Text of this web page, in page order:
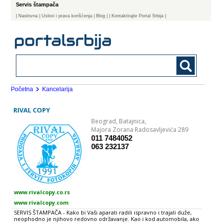
Servis štampača
Naslovna | Uslovi i prava korišćenja Blog | Kontaktirajte Portal Srbija |
Početna Kancelarija
RIVAL COPY
Beograd, Batajnica,
Majora Zorana Radosavljevića 289
011 7484052
063 232137
www.rivalcopy.co.rs
www.rivalcopy.com
SERVIS ŠTAMPAČA - Kako bi Vaši aparati radili ispravno i trajali duže,
neophodno je njihovo redovno održavanje. Kao i kod automobila, ako